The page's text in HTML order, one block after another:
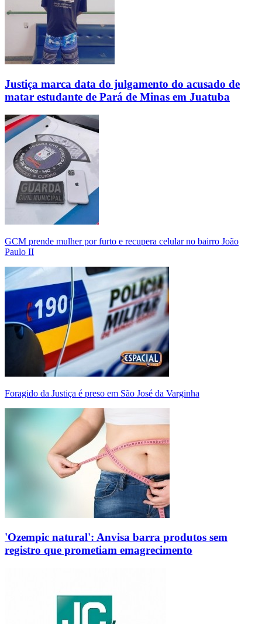
Justiça marca data do julgamento do acusado de
matar estudante de Pará de Minas em Juatuba
GCM prende mulher por furto e recupera celular no bairro João
Paulo II
Foragido da Justiça é preso em São José da Varginha
'Ozempic natural': Anvisa barra produtos sem
registro que prometiam emagrecimento